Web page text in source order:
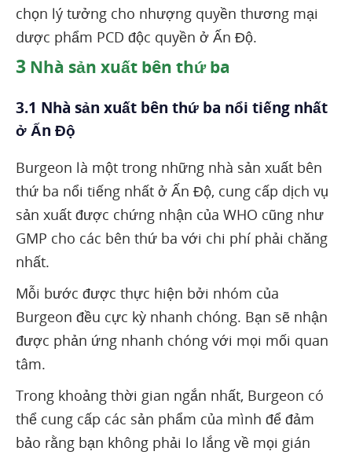
chọn lý tưởng cho nhượng quyền thương mại
dược phẩm PCD độc quyền ở Ấn Độ.
3 Nhà sản xuất bên thứ ba
3.1 Nhà sản xuất bên thứ ba nổi tiếng nhất
ở Ấn Độ
Burgeon là một trong những nhà sản xuất bên
thứ ba nổi tiếng nhất ở Ấn Độ, cung cấp dịch vụ
sản xuất được chứng nhận của WHO cũng như
GMP cho các bên thứ ba với chi phí phải chăng
nhất.
Mỗi bước được thực hiện bởi nhóm của
Burgeon đều cực kỳ nhanh chóng. Bạn sẽ nhận
được phản ứng nhanh chóng với mọi mối quan
tâm.
Trong khoảng thời gian ngắn nhất, Burgeon có
thể cung cấp các sản phẩm của mình để đảm
bảo rằng bạn không phải lo lắng về mọi gián